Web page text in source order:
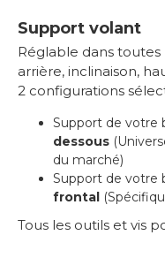
Support volant
Réglable dans toutes
arrière, inclinaison,
2 configurations
Support de votre
dessous
du marché)
Support de votre
frontal
Tous les outils et vis